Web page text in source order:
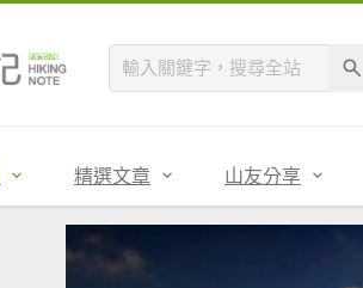
精選文章 山友分享